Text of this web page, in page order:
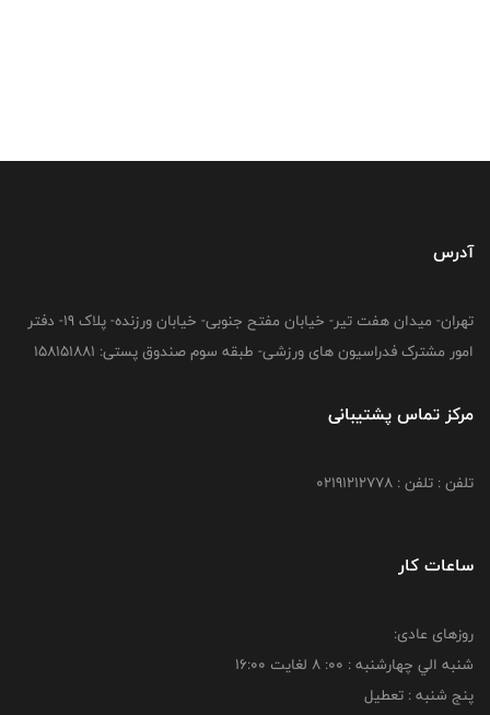
آدرس
تهران- میدان هفت تیر- خیابان مفتح جنوبی- خیابان ورزنده- پلاک 19- دفتر
امور مشترک فدراسیون های ورزشی- طبقه سوم صندوق پستی: 158151881
مرکز تماس پشتیبانی
تلفن : تلفن : 02191212778
ساعات کار
روزهای عادی:
شنبه الي چهارشنبه : 00: 8 لغايت 16:00
پنج شنبه : تعطیل